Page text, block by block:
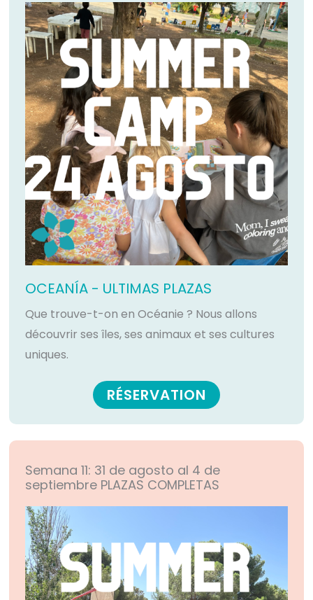
OCEANÍA - ULTIMAS PLAZAS
Que trouve-t-on en Océanie ? Nous allons
découvrir ses îles, ses animaux et ses cultures
uniques.
RÉSERVATION
Semana 11: 31 de agosto al 4 de
septiembre PLAZAS COMPLETAS​